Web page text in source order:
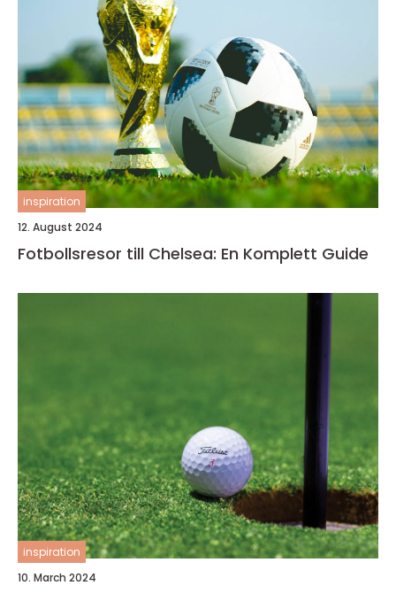
inspiration
12. August 2024
Fotbollsresor till Chelsea: En Komplett Guide
inspiration
10. March 2024